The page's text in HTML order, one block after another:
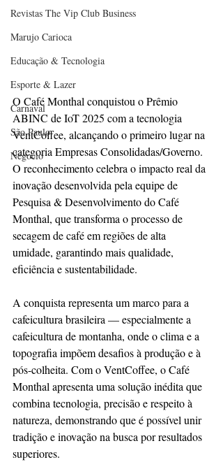
Revistas The Vip Club Business
Marujo Carioca
Educação & Tecnologia
Esporte & Lazer
Carnaval
São Paulo
Negocio
O Café Monthal conquistou o Prêmio
ABINC de IoT 2025 com a tecnologia
VentCoffee, alcançando o primeiro lugar na
categoria Empresas Consolidadas/Governo.
O reconhecimento celebra o impacto real da
inovação desenvolvida pela equipe de
Pesquisa & Desenvolvimento do Café
Monthal, que transforma o processo de
secagem de café em regiões de alta
umidade, garantindo mais qualidade,
eficiência e sustentabilidade.
A conquista representa um marco para a
cafeicultura brasileira — especialmente a
cafeicultura de montanha, onde o clima e a
topografia impõem desafios à produção e à
pós-colheita. Com o VentCoffee, o Café
Monthal apresenta uma solução inédita que
combina tecnologia, precisão e respeito à
natureza, demonstrando que é possível unir
tradição e inovação na busca por resultados
superiores.